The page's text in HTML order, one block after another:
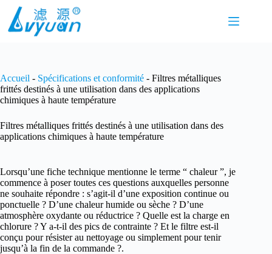
Passer
contenu
Accueil - Spécifications et conformité - Filtres métalliques
frittés destinés à une utilisation dans des applications
chimiques à haute température
Filtres métalliques frittés destinés à une utilisation dans des
applications chimiques à haute température
Lorsqu’une fiche technique mentionne le terme “ chaleur ”, je
commence à poser toutes ces questions auxquelles personne
ne souhaite répondre : s’agit-il d’une exposition continue ou
ponctuelle ? D’une chaleur humide ou sèche ? D’une
atmosphère oxydante ou réductrice ? Quelle est la charge en
chlorure ? Y a-t-il des pics de contrainte ? Et le filtre est-il
conçu pour résister au nettoyage ou simplement pour tenir
jusqu’à la fin de la commande ?.